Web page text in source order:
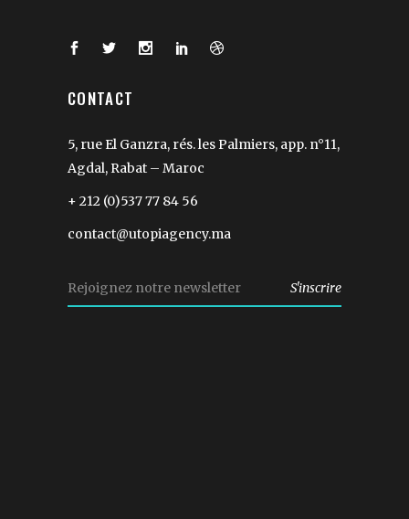
CONTACT
5, rue El Ganzra, rés. les Palmiers, app. n°11,
Agdal, Rabat – Maroc
+ 212 (0)537 77 84 56
contact@utopiagency.ma